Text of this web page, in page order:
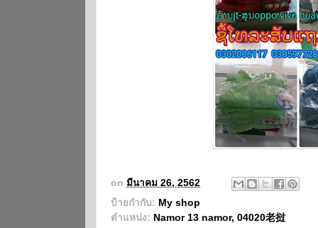
on มีนาคม 26, 2562
ป้ายกำกับ: My shop
ตำแหน่ง: Namor 13 namor, 04020老挝